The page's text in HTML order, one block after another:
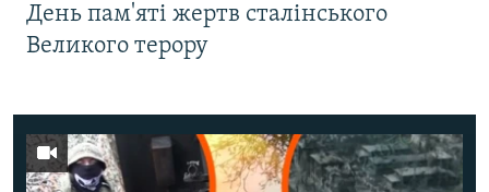
День пам'яті жертв сталінського
Великого терору